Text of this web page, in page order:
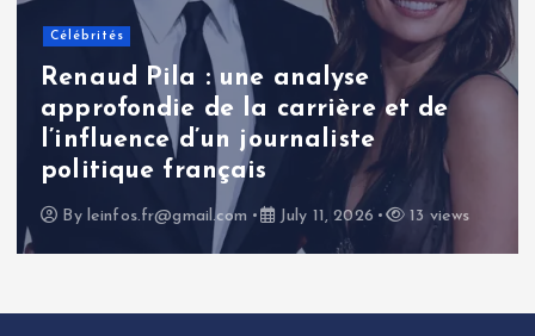
Célébrités
Renaud Pila : une analyse
approfondie de la carrière et de
l’influence d’un journaliste
politique français
By leinfos.fr@gmail.com July 11, 2026 13 views